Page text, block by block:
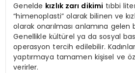
Genelde kızlık zarı dikimi tıbbi
“himenoplasti” olarak bilinen ve
olarak onarılması anlamına gelen
Genellikle kültürel ya da sosyal
operasyon tercih edilebilir.
yaptırmaya tamamen kişisel ve
verirler.